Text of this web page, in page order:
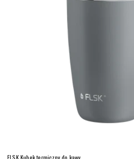
FLSK Kubek termiczny do kawy